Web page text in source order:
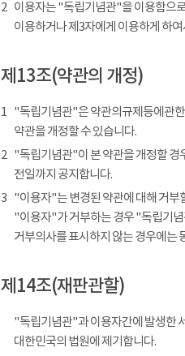
2 이용자는 "독립기념관"을 이용함으
이용하거나 제3자에게 이용하게 하
제13조(약관의 개정)
1 "독립기념관"은 약관의규제등에관
약관을 개정할 수 있습니다.
2 "독립기념관"이 본 약관을 개정할 경
전일까지 공지합니다.
3 "이용자"는 변경된 약관에 대해 거부
"이용자"가 거부하는 경우 "독립기
거부의사를 표시하지 않는 경우에는
제14조(재판관할)
"독립기념관"과 이용자간에 발생한
대한민국의 법원에 제기합니다.